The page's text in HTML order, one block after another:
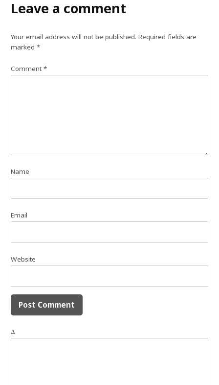
Leave a comment
Your email address will not be published. Required fields are
marked*
Comment*
Name
Email
Website
Δ